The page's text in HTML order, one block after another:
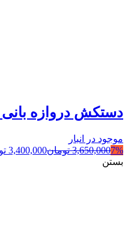
دستکش دروازه بانی
موجود در انبار
7%
3,650,000 تومان3,400,000
بستن